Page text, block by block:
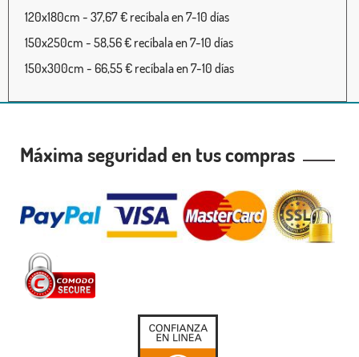
120x180cm - 37,67 € recíbala en 7-10 días
150x250cm - 58,56 € recíbala en 7-10 días
150x300cm - 66,55 € recíbala en 7-10 días
Máxima seguridad en tus compras